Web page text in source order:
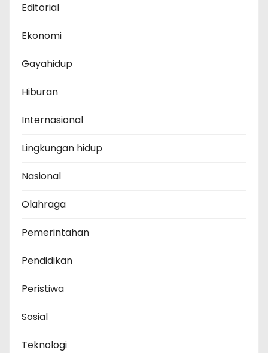
Editorial
Ekonomi
Gayahidup
Hiburan
Internasional
Lingkungan hidup
Nasional
Olahraga
Pemerintahan
Pendidikan
Peristiwa
Sosial
Teknologi